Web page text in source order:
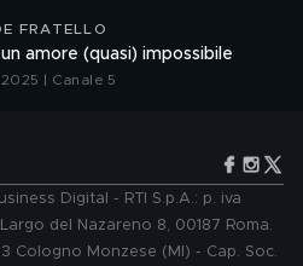
FRATELLO
amore (quasi) impossibile
| Canale 5
Digital - RTI S.p.A.: p. iva
del Nazareno 8, 00187 Roma.
Cologno Monzese (MI) - Cap. Soc.